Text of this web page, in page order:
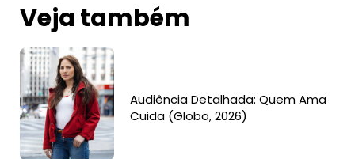
Veja também
Audiência Detalhada: Quem Ama
Cuida (Globo, 2026)